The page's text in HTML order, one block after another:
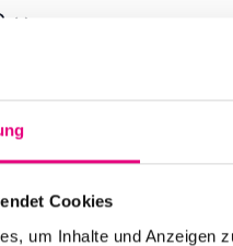
Cookies
um Inhalte und Anzeigen
Es